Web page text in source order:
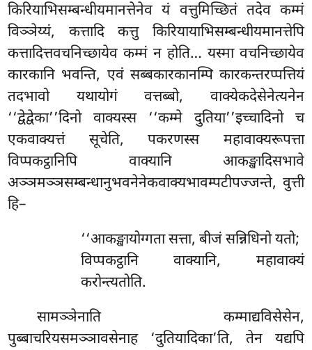
किरियाभिसम्बन्धीयमानत्तेनेव यं वत्तुमिच्छितं तदेव कम्मं
विञ्ञेय्यं, कत्तादि कत्तु किरियायाभिसम्बन्धीयमानत्तेपि
कत्तादित्तवचनिच्छायेव कम्मं न होति… यस्मा वचनिच्छायेव
कारकानि भवन्ति, एवं सब्बकारकानम्पि कारकन्तरप्पत्तियं
तदभावो यथायोगं वत्तब्बो, वाक्येकदेसेनेत्यनेन
‘‘द्वेद्वेका’’दिनो वाक्यस्स ‘‘कम्मे दुतिया’’इच्चादिनो च
एकवाक्यत्तं सूचेति, पकरणस्स महावाक्यरूपत्ता
विप्पकट्ठानिपि वाक्यानि आकङ्खादिसभावे
अञ्ञमञ्ञसम्बन्धानुभवनेनेकवाक्यभावम्पटीपज्जन्ते, वुत्ती
हि–
‘‘आकङ्खायोग्गता सत्ता, बीजं सन्निधिनो यतो;
विप्पकट्ठानि वाक्यानि, महावाक्यं
करोन्त्यतोति.
सामञ्ञेनाति कम्माद्यविसेसेन,
पुब्बाचरियसमञ्ञावसेनाह ‘दुतियादिका’ति, तेन यद्यपि